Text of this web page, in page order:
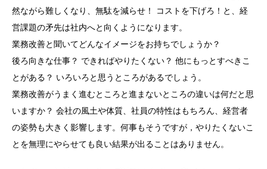
然ながら難しくなり、無駄を減らせ！ コストを下げろ！と、経
営課題の矛先は社内へと向くようになります。
業務改善と聞いてどんなイメージをお持ちでしょうか？
後ろ向きな仕事？ できればやりたくない？ 他にもっとすべきこ
とがある？ いろいろと思うところがあるでしょう。
業務改善がうまく進むところと進まないところの違いは何だと思
いますか？ 会社の風土や体質、社員の特性はもちろん、経営者
の姿勢も大きく影響します。何事もそうですが，やりたくないこ
とを無理にやらせても良い結果が出ることはありません。